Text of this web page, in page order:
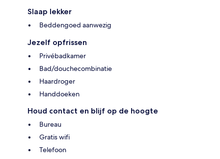
Slaap lekker
Beddengoed aanwezig
Jezelf opfrissen
Privébadkamer
Bad/douchecombinatie
Haardroger
Handdoeken
Houd contact en blijf op de hoogte
Bureau
Gratis wifi
Telefoon